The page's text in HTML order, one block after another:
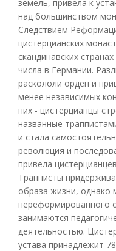
земель, привела к
над большинством
Следствием
цистерцианских
скандинавских
числа в Германии.
раскололи орден и
менее независимых
них - цистерцианцы
названные
и стала
революция и
привела
Трапписты
образа жизни, однако
нереформированного
занимаются
деятельностью.
устава принадлежит